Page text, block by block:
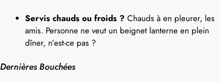
Servis chauds ou froids ? Chauds à en pleurer, les
amis. Personne ne veut un beignet lanterne en plein
dîner, n’est-ce pas ?
Dernières Bouchées